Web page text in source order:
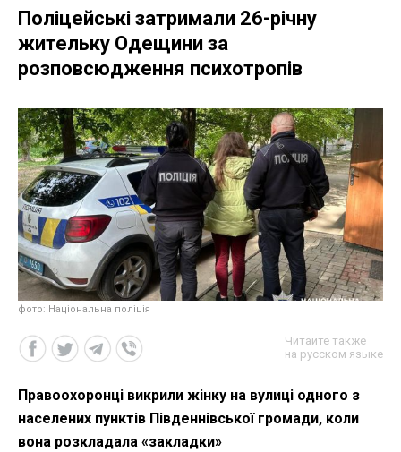
Поліцейські затримали 26-річну
жительку Одещини за
розповсюдження психотропів
фото: Національна поліція
Читайте также
на русском языке
Правоохоронці викрили жінку на вулиці одного з
населених пунктів Південнівської громади, коли
вона розкладала «закладки»